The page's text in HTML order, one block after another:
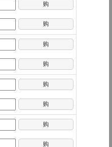
购
购
购
购
购
购
购
购